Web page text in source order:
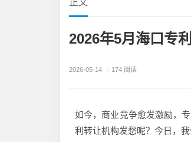
正文
2026年5月海口专
2026-05-14 / 174 阅读
如今，商业竞争愈发激励，
利转让机构发愁呢？今日，